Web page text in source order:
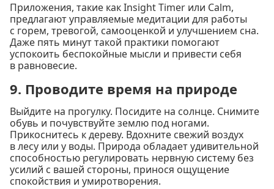
Приложения, такие как Insight Timer или Calm,
предлагают управляемые медитации для работы
с горем, тревогой, самооценкой и улучшением сна.
Даже пять минут такой практики помогают
успокоить беспокойные мысли и привести себя
в равновесие.
9. Проводите время на природе
Выйдите на прогулку. Посидите на солнце. Снимите
обувь и почувствуйте землю под ногами.
Прикоснитесь к дереву. Вдохните свежий воздух
в лесу или у воды. Природа обладает удивительной
способностью регулировать нервную систему без
усилий с вашей стороны, принося ощущение
спокойствия и умиротворения.